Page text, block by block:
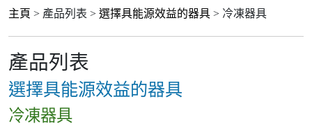
主頁 > 產品列表 > 選擇具能源效益的器具 > 冷凍器具
產品列表
選擇具能源效益的器具
冷凍器具